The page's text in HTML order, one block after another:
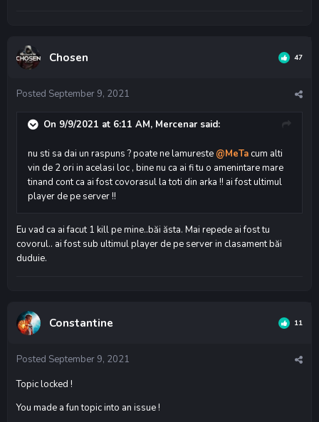
Chosen 47
Posted September 9, 2021
On 9/9/2021 at 6:11 AM, Mercenarsaid:
nu sti sa dai un raspuns ? poate ne lamureste @MeTa cum alti
vin de 2 ori in acelasi loc , bine nu ca ai fi tu o amenintare mare
tinand cont ca ai fost covorasul la toti din arka !! ai fost ultimul
player de pe server !!
Eu vad ca ai facut 1 kill pe mine..băi ăsta. Mai repede ai fost tu
covorul.. ai fost sub ultimul player de pe server in clasament băi
duduie.
Constantine 11
Posted September 9, 2021
Topic locked !
You made a fun topic into an issue !